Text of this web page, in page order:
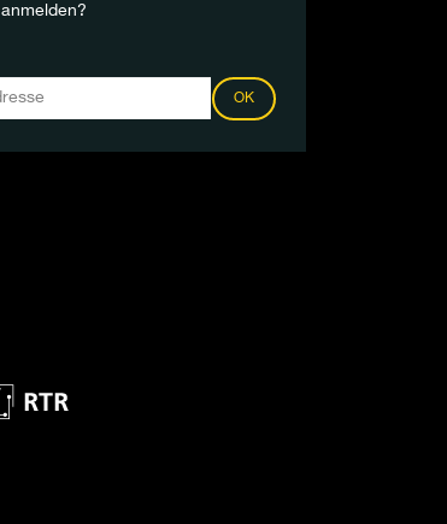
anmelden?
OK